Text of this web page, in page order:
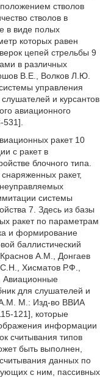
стволов
стволов в
в виде полых
которых равен
цепей стрельбы 9
в различных
В.Е., Волков Л.Ю.
управления
и курсантов
авиационного
531].
ракет 10
с ракет в
блочного типа.
ракет,
системы
7. Здесь из базы
ракет по параметрам
и формирование
баллистический
A.M., Донгаев
Хисматов Р.Ф.,
Авиационные
для слушателей и
М.: Изд-во ВВИА
121], которые
информации
считывания типов
быть выполнен,
данных по
с ним, пассивных